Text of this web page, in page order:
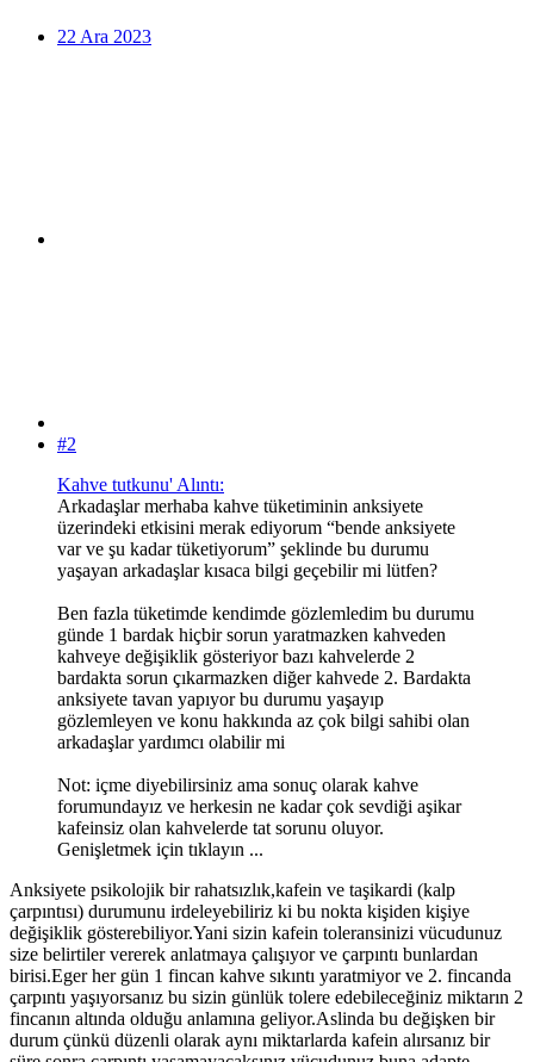
22 Ara 2023
#2
Kahve tutkunu' Alıntı:
Arkadaşlar merhaba kahve tüketiminin anksiyete
üzerindeki etkisini merak ediyorum “bende anksiyete
var ve şu kadar tüketiyorum” şeklinde bu durumu
yaşayan arkadaşlar kısaca bilgi geçebilir mi lütfen?
Ben fazla tüketimde kendimde gözlemledim bu durumu
günde 1 bardak hiçbir sorun yaratmazken kahveden
kahveye değişiklik gösteriyor bazı kahvelerde 2
bardakta sorun çıkarmazken diğer kahvede 2. Bardakta
anksiyete tavan yapıyor bu durumu yaşayıp
gözlemleyen ve konu hakkında az çok bilgi sahibi olan
arkadaşlar yardımcı olabilir mi
Not: içme diyebilirsiniz ama sonuç olarak kahve
forumundayız ve herkesin ne kadar çok sevdiği aşikar
kafeinsiz olan kahvelerde tat sorunu oluyor.
Genişletmek için tıklayın ...
Anksiyete psikolojik bir rahatsızlık,kafein ve taşikardi (kalp
çarpıntısı) durumunu irdeleyebiliriz ki bu nokta kişiden kişiye
değişiklik gösterebiliyor.Yani sizin kafein toleransinizi vücudunuz
size belirtiler vererek anlatmaya çalışıyor ve çarpıntı bunlardan
birisi.Eger her gün 1 fincan kahve sıkıntı yaratmiyor ve 2. fincanda
çarpıntı yaşıyorsanız bu sizin günlük tolere edebileceğiniz miktarın 2
fincanın altında olduğu anlamına geliyor.Aslinda bu değişken bir
durum çünkü düzenli olarak aynı miktarlarda kafein alırsanız bir